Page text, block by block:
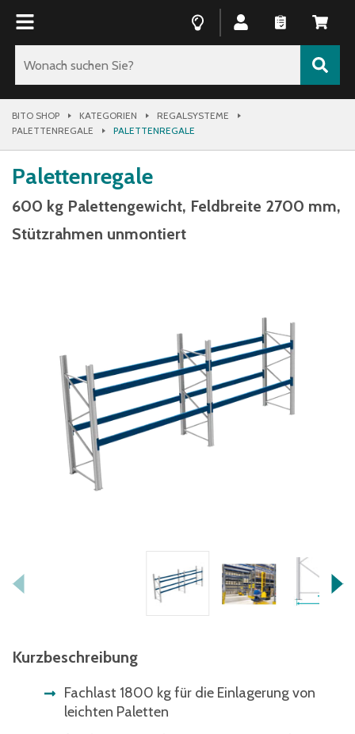
BITO SHOP KATEGORIEN
REGALSYSTEME
PALETTENREGALE
PALETTENREGALE
Palettenregale
600 kg Palettengewicht, Feldbreite 2700 mm,
Stützrahmen unmontiert
Kurzbeschreibung
Fachlast 1800 kg für die Einlagerung von
leichten Paletten